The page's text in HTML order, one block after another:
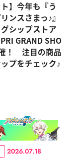
ト】今年も『う
ンスさまっ♪』
シップストア
GRAND SHO
！ 注目の商品
プをチェック♪
2026.07.18